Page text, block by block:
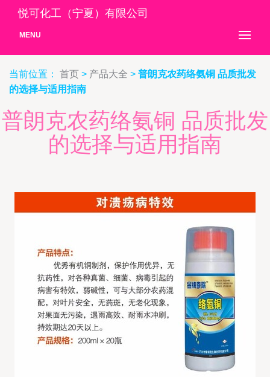
悦可化工（宁夏）有限公司
MENU
当前位置： 首页 > 产品大全 > 普朗克农药络氨铜 品质批发
的选择与适用指南
普朗克农药络氨铜 品质批发
的选择与适用指南